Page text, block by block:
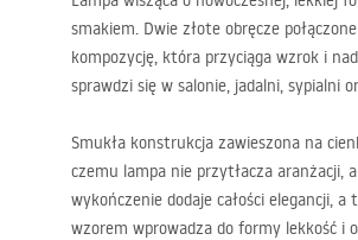
Zobacz wszystkie
Ogród
Meble ogrodowe
Prace w ogrodzie
smakiem. Dwie złote obręcze
kompozycję, która przyciąga wzrok i
sprawdzi się w salonie, jadalni, sypialni
Smukła konstrukcja zawieszona na
czemu lampa nie przytłacza aranżacji,
wykończenie dodaje całości elegancji,
wzorem wprowadza do formy lekkość i